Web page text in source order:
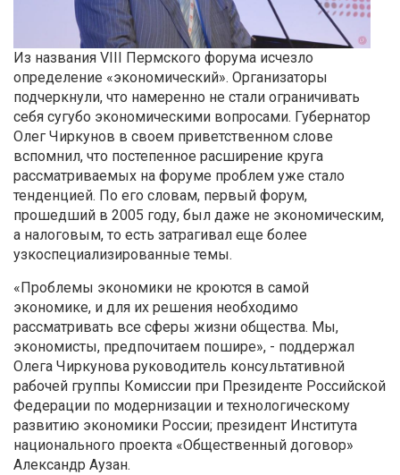
Из названия VIII Пермского форума исчезло
определение «экономический». Организаторы
подчеркнули, что намеренно не стали ограничивать
себя сугубо экономическими вопросами. Губернатор
Олег Чиркунов в своем приветственном слове
вспомнил, что постепенное расширение круга
рассматриваемых на форуме проблем уже стало
тенденцией. По его словам, первый форум,
прошедший в 2005 году, был даже не экономическим,
а налоговым, то есть затрагивал еще более
узкоспециализированные темы.
«Проблемы экономики не кроются в самой
экономике, и для их решения необходимо
рассматривать все сферы жизни общества. Мы,
экономисты, предпочитаем пошире», - поддержал
Олега Чиркунова руководитель консультативной
рабочей группы Комиссии при Президенте Российской
Федерации по модернизации и технологическому
развитию экономики России; президент Института
национального проекта «Общественный договор»
Александр Аузан.